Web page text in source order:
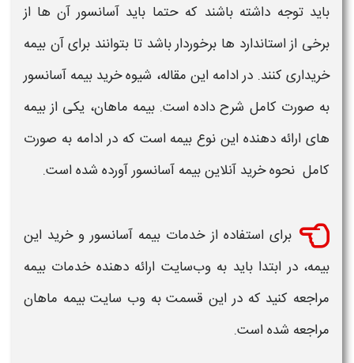
باید توجه داشته باشند که حتما باید آسانسور آن ‌ها از
برخی از استاندارد ها برخوردار باشد تا بتوانند برای آن بیمه
خریداری کنند. در ادامه این مقاله، شیوهخرید بیمه آسانسور
به ‌صورت کامل شرح داده است. بیمه ماهان، یکی از بیمه‌
های ارائه ‌دهنده‌ این نوع بیمه است که در ادامه به صورت
کامل نحوه خرید آنلاین بیمه آسانسورآورده ‌شده است.
برای استفاده از خدمات بیمه آسانسور وخرید این
بیمه، در ابتدا باید به وب‌سایت ارائه‌ دهنده خدمات بیمه
مراجعه کنید که در این قسمت به وب‌ سایت بیمه ماهان
مراجعه شده است.